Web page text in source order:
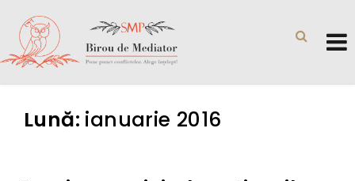
Lună: ianuarie 2016